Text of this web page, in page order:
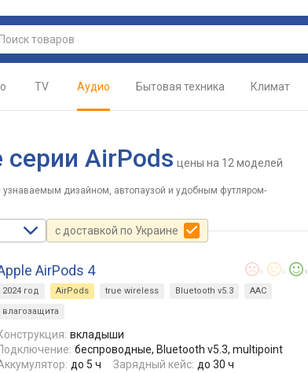
TV Аудио Бытовая техника Климат
AirPods цены на 12 моделей
дизайном, автопаузой и удобным футляром-
с доставкой по Украине
AirPods 4 1
2024 год AirPods true wireless Bluetooth v5.3
AAC
влагозащита
вкладыши
беспроводные, Bluetooth v5.3, multipoint
до 5 ч Зарядный кейс: до 30 ч